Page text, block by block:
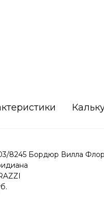
8245 Бордюр Вилла